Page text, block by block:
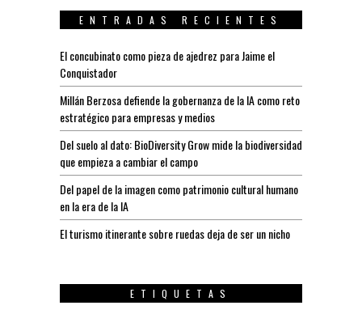
ENTRADAS RECIENTES
El concubinato como pieza de ajedrez para Jaime el
Conquistador
Millán Berzosa defiende la gobernanza de la IA como reto
estratégico para empresas y medios
Del suelo al dato: BioDiversity Grow mide la biodiversidad
que empieza a cambiar el campo
Del papel de la imagen como patrimonio cultural humano
en la era de la IA
El turismo itinerante sobre ruedas deja de ser un nicho
ETIQUETAS